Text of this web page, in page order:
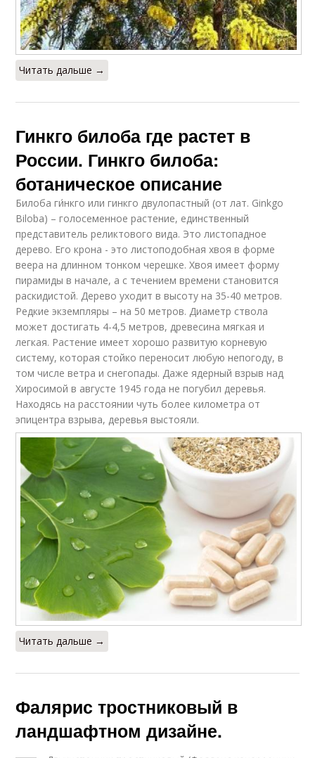
Читать дальше →
Гинкго билоба где растет в
России. Гинкго билоба:
ботаническое описание
Билоба ги́нкго или гинкго двулопастный (от лат. Ginkgo
Biloba) – голосеменное растение, единственный
представитель реликтового вида. Это листопадное
дерево. Его крона - это листоподобная хвоя в форме
веера на длинном тонком черешке. Хвоя имеет форму
пирамиды в начале, а с течением времени становится
раскидистой. Дерево уходит в высоту на 35-40 метров.
Редкие экземпляры – на 50 метров. Диаметр ствола
может достигать 4-4,5 метров, древесина мягкая и
легкая. Растение имеет хорошо развитую корневую
систему, которая стойко переносит любую непогоду, в
том числе ветра и снегопады. Даже ядерный взрыв над
Хиросимой в августе 1945 года не погубил деревья.
Находясь на расстоянии чуть более километра от
эпицентра взрыва, деревья выстояли.
Читать дальше →
Фалярис тростниковый в
ландшафтном дизайне.